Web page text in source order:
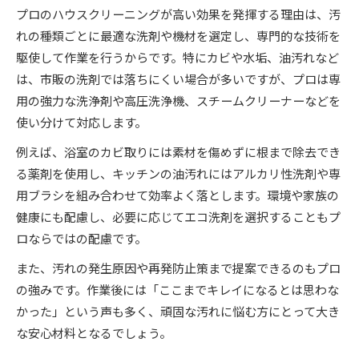
の工夫
キッチン・浴室で仕上がり効果を高める清掃手
順
ハウスクリーニングの作業範囲と頻度の目安を
知る
プロのハウスクリーニングが仕上がりを左右す
る理由
素材や汚れの特性を活かした専門技術とは
業者ごとのハウスクリーニング品質比較のポイ
仕上がり満足度を高めるプロの工夫とノウハウ
ハウスクリーニング料金表と作業内容を正しく
理解
プロのハウスクリーニングが高い効果を発揮する理由は、汚
れの種類ごとに最適な洗剤や機材を選定し、専門的な技術を
駆使して作業を行うからです。特にカビや水垢、油汚れなど
は、市販の洗剤では落ちにくい場合が多いですが、プロは専
用の強力な洗浄剤や高圧洗浄機、スチームクリーナーなどを
使い分けて対応します。
例えば、浴室のカビ取りには素材を傷めずに根まで除去でき
る薬剤を使用し、キッチンの油汚れにはアルカリ性洗剤や専
用ブラシを組み合わせて効率よく落とします。環境や家族の
健康にも配慮し、必要に応じてエコ洗剤を選択することもプ
ロならではの配慮です。
また、汚れの発生原因や再発防止策まで提案できるのもプロ
の強みです。作業後には「ここまでキレイになるとは思わな
かった」という声も多く、頑固な汚れに悩む方にとって大き
な安心材料となるでしょう。